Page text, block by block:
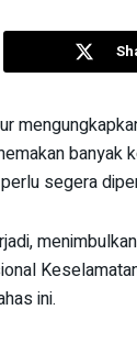
banyak
segera
ini.